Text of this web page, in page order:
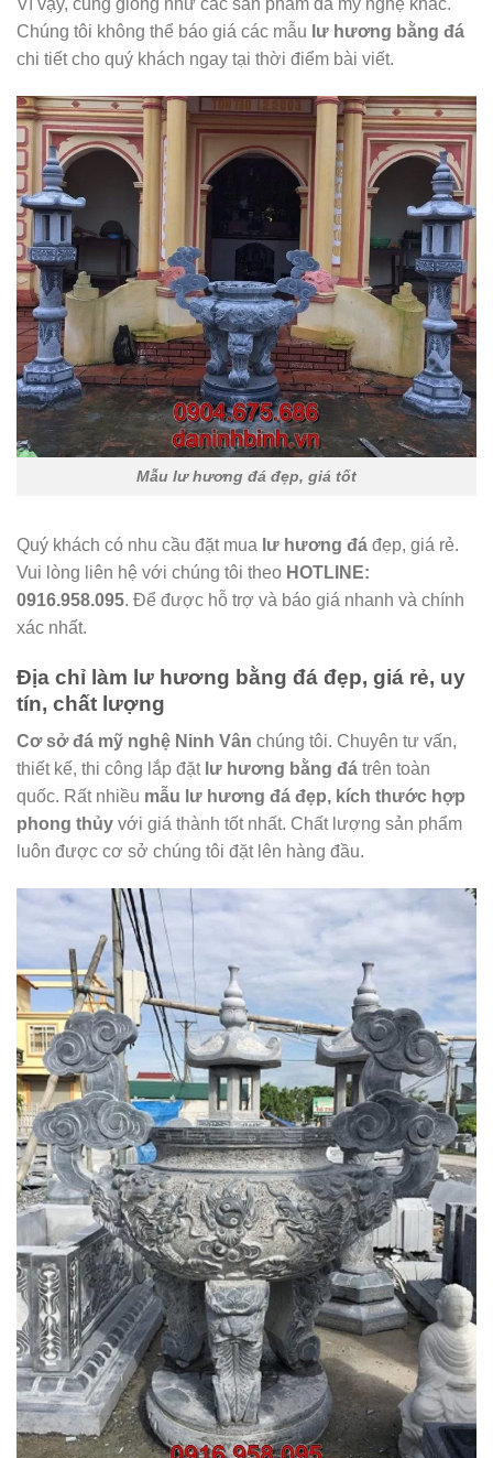
Chúng tôi không thể báo giá các mẫu lư hương bằng đá
chi tiết cho quý khách ngay tại thời điểm bài viết.
Mẫu lư hương đá đẹp, giá tốt
Quý khách có nhu cầu đặt mua lư hương đá đẹp, giá rẻ.
Vui lòng liên hệ với chúng tôi theo HOTLINE:
0916.958.095. Để được hỗ trợ và báo giá nhanh và chính
xác nhất.
Địa chỉ làm lư hương bằng đá đẹp, giá rẻ, uy
tín, chất lượng
Cơ sở đá mỹ nghệ Ninh Vân chúng tôi. Chuyên tư vấn,
thiết kế, thi công lắp đặt lư hương bằng đá trên toàn
quốc. Rất nhiều mẫu lư hương đá đẹp, kích thước hợp
phong thủy với giá thành tốt nhất. Chất lượng sản phẩm
luôn được cơ sở chúng tôi đặt lên hàng đầu.